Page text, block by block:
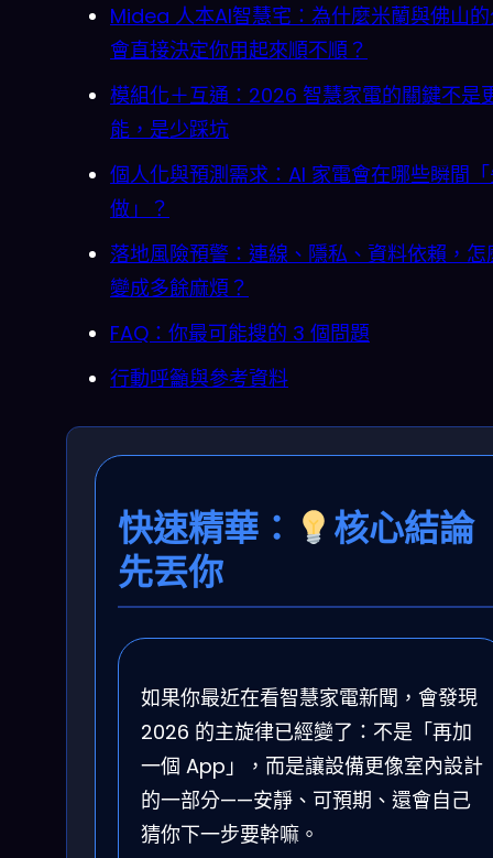
Midea 人本AI智慧宅：為什麼米蘭與佛山
會直接決定你用起來順不順？
模組化＋互通：2026 智慧家電的關鍵不是
能，是少踩坑
個人化與預測需求：AI 家電會在哪些瞬間
做」？
落地風險預警：連線、隱私、資料依賴，怎
變成多餘麻煩？
FAQ：你最可能搜的 3 個問題
行動呼籲與參考資料
快速精華：
核心結論
先丟你
如果你最近在看智慧家電新聞，會發現
2026 的主旋律已經變了：不是「再加
一個 App」，而是讓設備更像室內設計
的一部分——安靜、可預期、還會自己
猜你下一步要幹嘛。